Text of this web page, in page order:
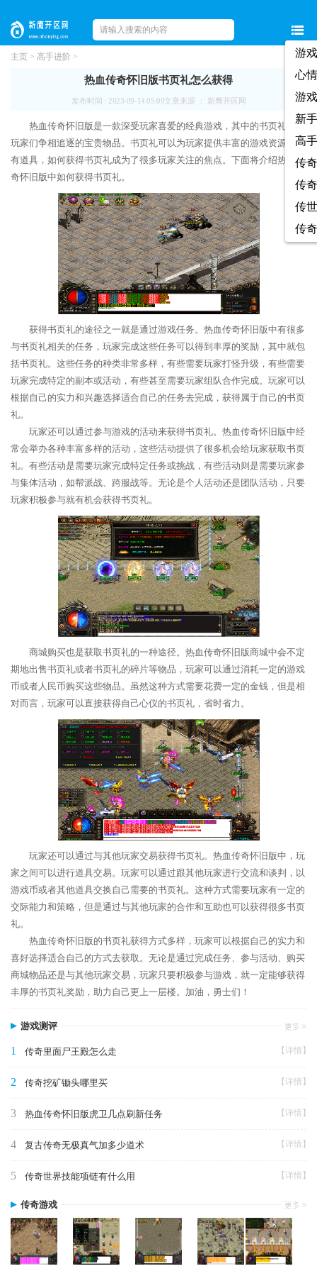
游
心
游
新
高
传
传
传
传
主页 > 高手进阶 >
热血传奇怀旧版书页礼怎么获得
发布时间 : 2023-09-14 05:09文章来源 ： 新鹰开区网
热血传奇怀旧版是一款深受玩家喜爱的经典游戏，其中的书页礼更是
玩家们争相追逐的宝贵物品。书页礼可以为玩家提供丰富的游戏资源和稀
有道具，如何获得书页礼成为了很多玩家关注的焦点。下面将介绍热血传
奇怀旧版中如何获得书页礼。
获得书页礼的途径之一就是通过游戏任务。热血传奇怀旧版中有很多
与书页礼相关的任务，玩家完成这些任务可以得到丰厚的奖励，其中就包
括书页礼。这些任务的种类非常多样，有些需要玩家打怪升级，有些需要
玩家完成特定的副本或活动，有些甚至需要玩家组队合作完成。玩家可以
根据自己的实力和兴趣选择适合自己的任务去完成，获得属于自己的书页
礼。
玩家还可以通过参与游戏的活动来获得书页礼。热血传奇怀旧版中经
常会举办各种丰富多样的活动，这些活动提供了很多机会给玩家获取书页
礼。有些活动是需要玩家完成特定任务或挑战，有些活动则是需要玩家参
与集体活动，如帮派战、跨服战等。无论是个人活动还是团队活动，只要
玩家积极参与就有机会获得书页礼。
商城购买也是获取书页礼的一种途径。热血传奇怀旧版商城中会不定
期地出售书页礼或者书页礼的碎片等物品，玩家可以通过消耗一定的游戏
币或者人民币购买这些物品。虽然这种方式需要花费一定的金钱，但是相
对而言，玩家可以直接获得自己心仪的书页礼，省时省力。
玩家还可以通过与其他玩家交易获得书页礼。热血传奇怀旧版中，玩
家之间可以进行道具交易。玩家可以通过跟其他玩家进行交流和谈判，以
游戏币或者其他道具交换自己需要的书页礼。这种方式需要玩家有一定的
交际能力和策略，但是通过与其他玩家的合作和互助也可以获得很多书页
礼。
热血传奇怀旧版的书页礼获得方式多样，玩家可以根据自己的实力和
喜好选择适合自己的方式去获取。无论是通过完成任务、参与活动、购买
商城物品还是与其他玩家交易，玩家只要积极参与游戏，就一定能够获得
丰厚的书页礼奖励，助力自己更上一层楼。加油，勇士们！
游戏测评
1 传奇里面尸王殿怎么走 【详情】
2 传奇挖矿锄头哪里买 【详情】
3 热血传奇怀旧版虎卫几点刷新任务 【详情】
4 复古传奇无极真气加多少道术 【详情】
5 传奇世界技能项链有什么用 【详情】
传奇游戏